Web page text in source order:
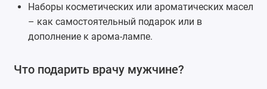
Наборы косметических или ароматических масел
– как самостоятельный подарок или в
дополнение к арома-лампе.
Что подарить врачу мужчине?